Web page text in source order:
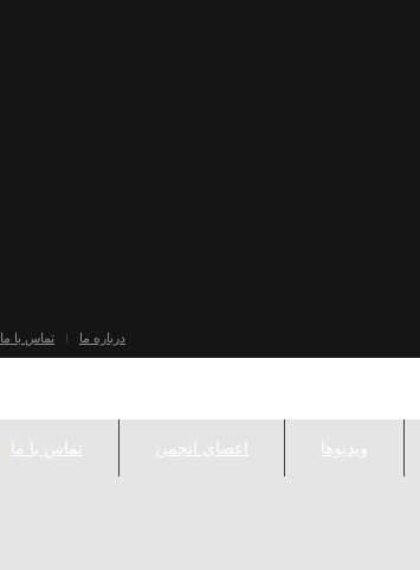
درباره ما تماس با ما
ویدیوها اعضای انجمن تماس با ما